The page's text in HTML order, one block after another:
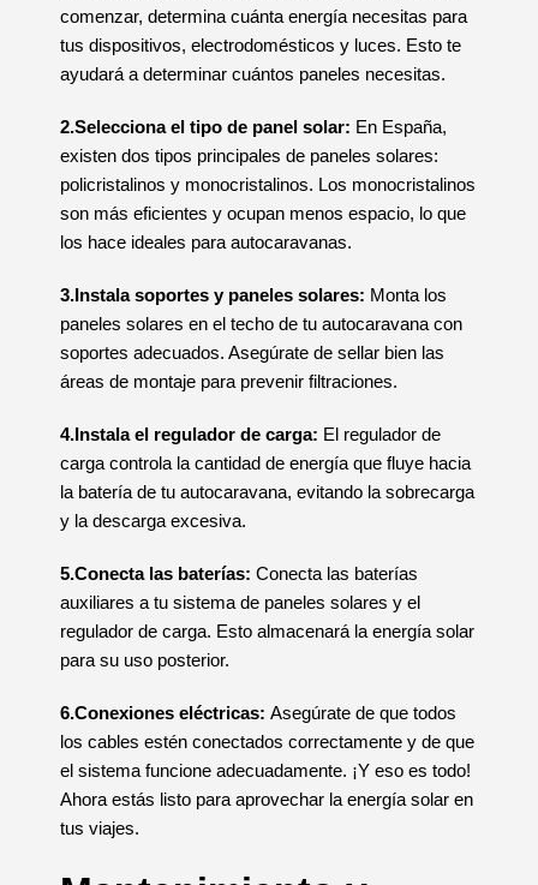
comenzar, determina cuánta energía necesitas para
tus dispositivos, electrodomésticos y luces. Esto te
ayudará a determinar cuántos paneles necesitas.
2.Selecciona el tipo de panel solar: En España,
existen dos tipos principales de paneles solares:
policristalinos y monocristalinos. Los monocristalinos
son más eficientes y ocupan menos espacio, lo que
los hace ideales para autocaravanas.
3.Instala soportes y paneles solares: Monta los
paneles solares en el techo de tu autocaravana con
soportes adecuados. Asegúrate de sellar bien las
áreas de montaje para prevenir filtraciones.
4.Instala el regulador de carga: El regulador de
carga controla la cantidad de energía que fluye hacia
la batería de tu autocaravana, evitando la sobrecarga
y la descarga excesiva.
5.Conecta las baterías: Conecta las baterías
auxiliares a tu sistema de paneles solares y el
regulador de carga. Esto almacenará la energía solar
para su uso posterior.
6.Conexiones eléctricas: Asegúrate de que todos
los cables estén conectados correctamente y de que
el sistema funcione adecuadamente. ¡Y eso es todo!
Ahora estás listo para aprovechar la energía solar en
tus viajes.